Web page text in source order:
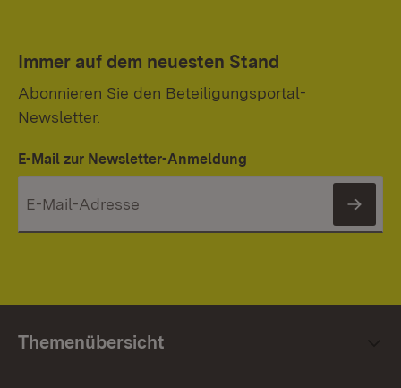
Immer auf dem neuesten Stand
Abonnieren Sie den Beteiligungsportal-
Newsletter.
E-Mail zur Newsletter-Anmeldung
Themenübersicht